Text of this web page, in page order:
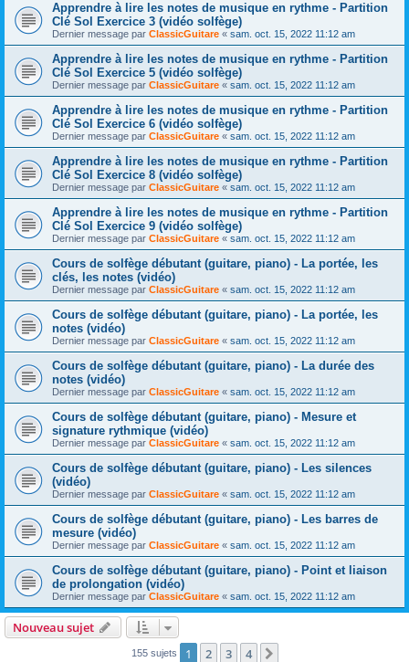
Apprendre à lire les notes de musique en rythme - Partition
Clé Sol Exercice 3 (vidéo solfège)
Dernier message par ClassicGuitare « sam. oct. 15, 2022 11:12 am
Apprendre à lire les notes de musique en rythme - Partition
Clé Sol Exercice 5 (vidéo solfège)
Dernier message par ClassicGuitare « sam. oct. 15, 2022 11:12 am
Apprendre à lire les notes de musique en rythme - Partition
Clé Sol Exercice 6 (vidéo solfège)
Dernier message par ClassicGuitare « sam. oct. 15, 2022 11:12 am
Apprendre à lire les notes de musique en rythme - Partition
Clé Sol Exercice 8 (vidéo solfège)
Dernier message par ClassicGuitare « sam. oct. 15, 2022 11:12 am
Apprendre à lire les notes de musique en rythme - Partition
Clé Sol Exercice 9 (vidéo solfège)
Dernier message par ClassicGuitare « sam. oct. 15, 2022 11:12 am
Cours de solfège débutant (guitare, piano) - La portée, les
clés, les notes (vidéo)
Dernier message par ClassicGuitare « sam. oct. 15, 2022 11:12 am
Cours de solfège débutant (guitare, piano) - La portée, les
notes (vidéo)
Dernier message par ClassicGuitare « sam. oct. 15, 2022 11:12 am
Cours de solfège débutant (guitare, piano) - La durée des
notes (vidéo)
Dernier message par ClassicGuitare « sam. oct. 15, 2022 11:12 am
Cours de solfège débutant (guitare, piano) - Mesure et
signature rythmique (vidéo)
Dernier message par ClassicGuitare « sam. oct. 15, 2022 11:12 am
Cours de solfège débutant (guitare, piano) - Les silences
(vidéo)
Dernier message par ClassicGuitare « sam. oct. 15, 2022 11:12 am
Cours de solfège débutant (guitare, piano) - Les barres de
mesure (vidéo)
Dernier message par ClassicGuitare « sam. oct. 15, 2022 11:12 am
Cours de solfège débutant (guitare, piano) - Point et liaison
de prolongation (vidéo)
Dernier message par ClassicGuitare « sam. oct. 15, 2022 11:12 am
Nouveau sujet
155 sujets 1 2 3 4